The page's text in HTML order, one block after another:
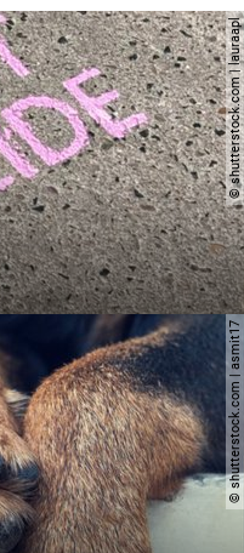
© shutterstock.com | lauraapl
© shutterstock.com | asmit17